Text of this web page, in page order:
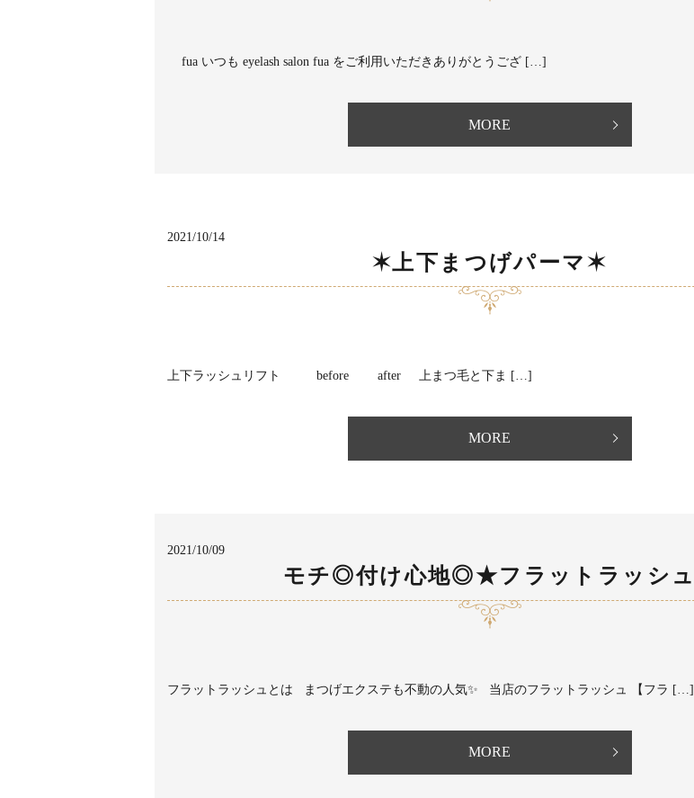
fua いつも eyelash salon fua をご利用いただきありがとうござ […]
MORE
2021/10/14
✶上下まつげパーマ✶
上下ラッシュリフト before after 上まつ毛と下ま […]
MORE
2021/10/09
モチ◎付け心地◎★フラットラッシュ
フラットラッシュとは まつげエクステも不動の人気✨ 当店のフラットラッシュ 【フラ […]
MORE